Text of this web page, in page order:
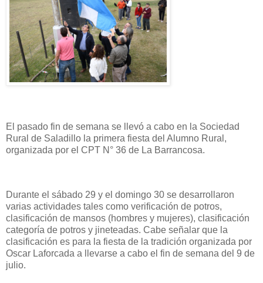
El pasado fin de semana se llevó a cabo en la Sociedad
Rural de Saladillo la primera fiesta del Alumno Rural,
organizada por el CPT N° 36 de La Barrancosa.
Durante el sábado 29 y el domingo 30 se desarrollaron
varias actividades tales como verificación de potros,
clasificación de mansos (hombres y mujeres), clasificación
categoría de potros y jineteadas. Cabe señalar que la
clasificación es para la fiesta de la tradición organizada por
Oscar Laforcada a llevarse a cabo el fin de semana del 9 de
julio.